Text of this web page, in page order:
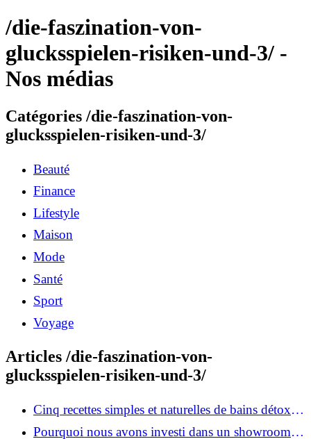
/die-faszination-von-
glucksspielen-risiken-und-3/ -
Nos médias
Catégories /die-faszination-von-
glucksspielen-risiken-und-3/
Beauté
Finance
Lifestyle
Maison
Mode
Santé
Sport
Voyage
Articles /die-faszination-von-
glucksspielen-risiken-und-3/
Cinq recettes simples et naturelles de bains détox
maison
Pourquoi nous avons investi dans un showroom-